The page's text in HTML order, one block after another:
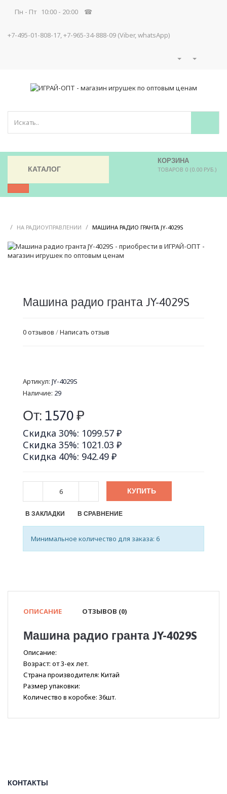
Пн - Пт 10:00 - 20:00 ☎
+7-495-01-808-17, +7-965-34-888-09 (Viber, whatsApp)
КОРЗИНА
ТОВАРОВ 0 (0.00 РУБ.)
КАТАЛОГ
/ НА РАДИОУПРАВЛЕНИИ / МАШИНА РАДИО ГРАНТА JY-4029S
Машина радио гранта JY-4029S
0 отзывов /Написать отзыв
Артикул: JY-4029S
Наличие: 29
От: 1570₽
Скидка 30%: 1099.57 ₽
Скидка 35%: 1021.03 ₽
Скидка 40%: 942.49 ₽
КУПИТЬ
В ЗАКЛАДКИ В СРАВНЕНИЕ
Минимальное количество для заказа: 6
ОПИСАНИЕ ОТЗЫВОВ (0)
Машина радио гранта JY-4029S
Описание:
Возраст: от 3-ех лет.
Страна производителя: Китай
Размер упаковки:
Количество в коробке: 36шт.
КОНТАКТЫ